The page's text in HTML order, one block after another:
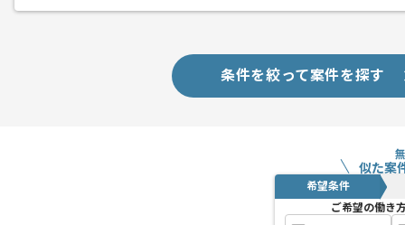
新しいアイディアや技術を積極的に導入
スキルアップされたい方、長期的に参
条件を絞って案件を探す
似た案
希望条件
ご希望の働き